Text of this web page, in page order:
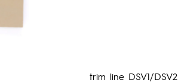
trim line DSV1/DSV2